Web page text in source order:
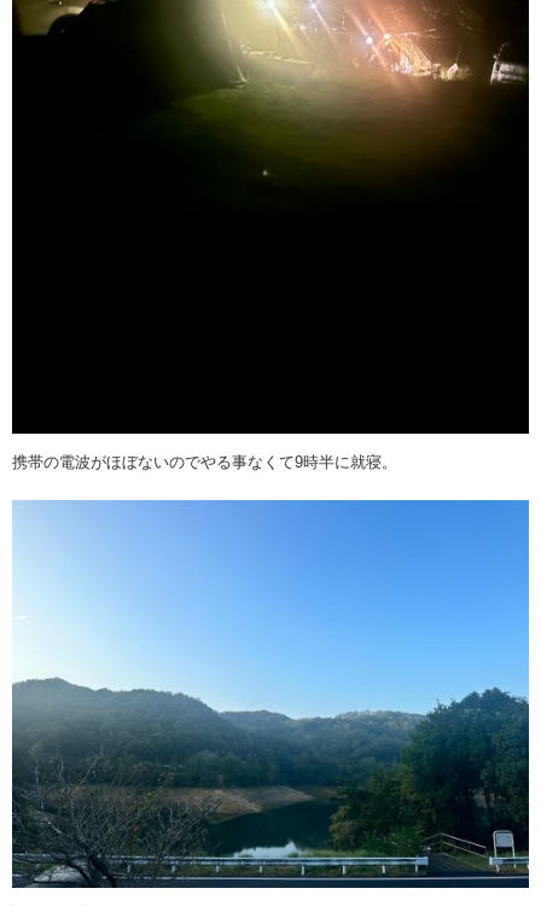
携帯の電波がほぼないのでやる事なくて9時半に就寝。